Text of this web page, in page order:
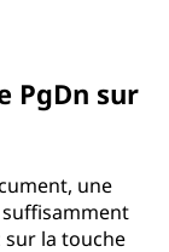
PgDn sur
une
sur la touche